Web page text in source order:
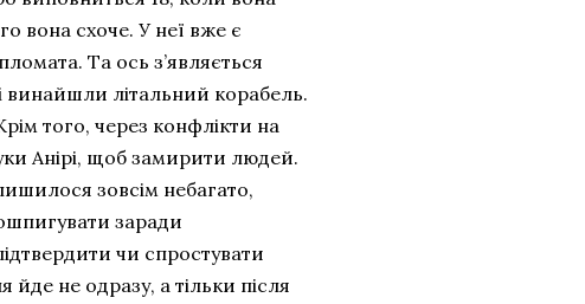
вона схоче. У неї вже є
Та ось з’являється
винайшли літальний корабель.
того, через конфлікти на
Анірі, щоб замирити людей.
зовсім небагато,
заради
чи спростувати
йде не одразу, а тільки після